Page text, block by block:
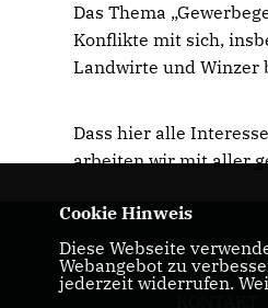
Das Thema
Konflikte mit sich,
Landwirte und Winzer
Dass hier alle
arbeiten wir mit aller
Cookie Hinweis
Diese Webseite
Webangebot zu
jederzeit widerrufen.